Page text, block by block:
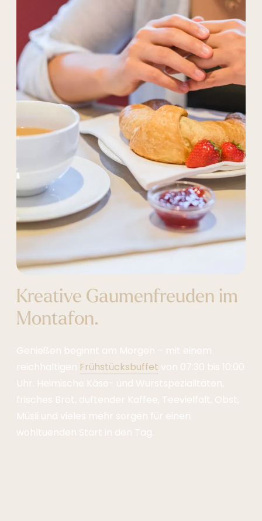
Kreative Gaumenfreuden im
Montafon.
Genießen beginnt am Morgen – mit einem
reichhaltigen Frühstücksbuffet von 07:30 bis 10:00
Uhr. Heimische Käse- und Wurstspezialitäten,
frisches Brot, duftender Kaffee, Teevielfalt, Obst,
Müsli und vieles mehr sorgen für einen
wohltuenden Start in den Tag.